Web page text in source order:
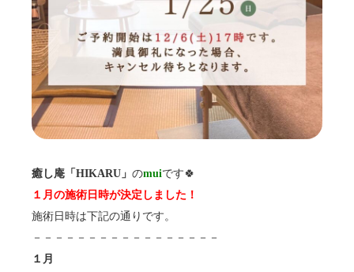
癒し庵「HIKARU」 のmuiです🍀
１月の施術日時が決定しました！
施術日時は下記の通りです。
－－－－－－－－－－－－－－－－－
１月